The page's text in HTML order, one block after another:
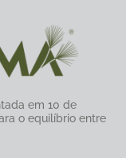
em 10 de
o equilíbrio entre